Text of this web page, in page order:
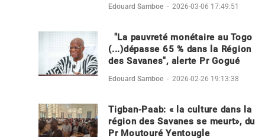
Edouard Samboe - 2026-03-06 17:49:51
"La pauvreté monétaire au Togo
(...)dépasse 65 % dans la Région
des Savanes", alerte Pr Gogué
Edouard Samboe - 2026-02-26 19:13:38
Tigban-Paab: « la culture dans la
région des Savanes se meurt», du
Pr Moutouré Yentougle